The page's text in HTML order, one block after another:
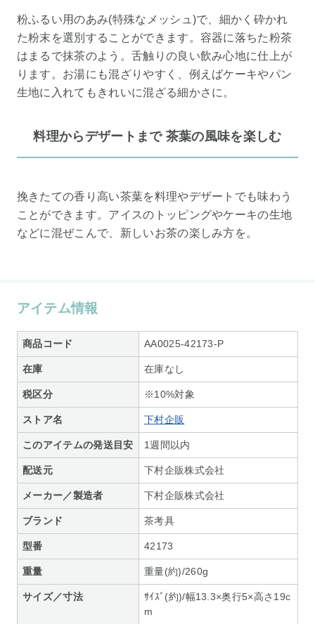
粉ふるい用のあみ(特殊なメッシュ)で、細かく砕かれ
た粉末を選別することができます。容器に落ちた粉茶
はまるで抹茶のよう。舌触りの良い飲み心地に仕上が
ります。お湯にも混ざりやすく、例えばケーキやパン
生地に入れてもきれいに混ざる細かさに。
料理からデザートまで 茶葉の風味を楽しむ
挽きたての香り高い茶葉を料理やデザートでも味わう
ことができます。アイスのトッピングやケーキの生地
などに混ぜこんで、新しいお茶の楽しみ方を。
アイテム情報
商品コード AA0025-42173-P
在庫 在庫なし
税区分 ※10%対象
ストア名 下村企販
このアイテムの発送目安 1週間以内
配送元 下村企販株式会社
メーカー／製造者 下村企販株式会社
ブランド 茶考具
型番 42173
重量 重量(約)/260g
サイズ／寸法
ｻｲｽﾞ(約)/幅13.3×奥行5×高さ19c
m